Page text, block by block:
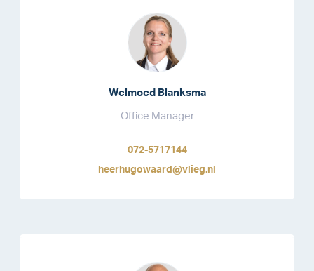
Welmoed Blanksma
Office Manager
072-5717144
heerhugowaard@vlieg.nl